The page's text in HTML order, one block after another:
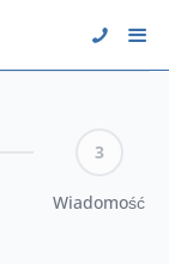
3
Wiadomość